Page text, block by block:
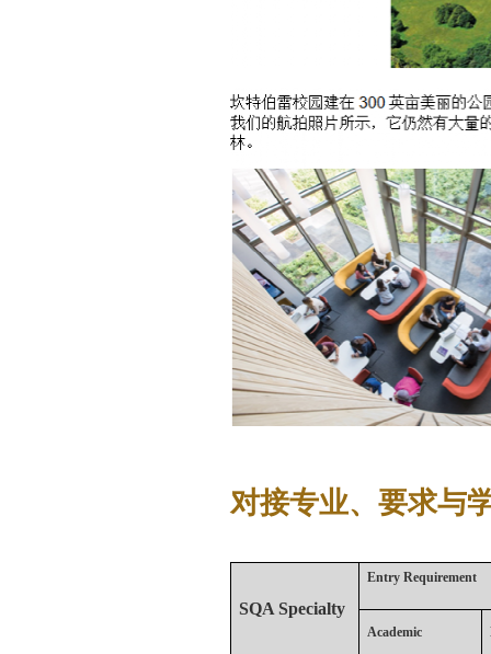
对接专业、要求与
SQA Specialty
Entry Requirement
Academic